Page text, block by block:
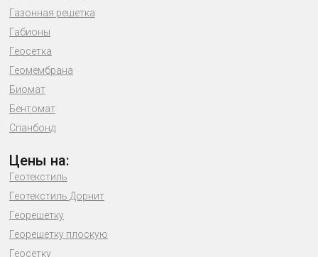
Газонная решетка
Габионы
Геосетка
Геомембрана
Биомат
Бентомат
Спанбонд
Цены на:
Геотекстиль
Геотекстиль Дорнит
Георешетку
Георешетку плоскую
Геосетку